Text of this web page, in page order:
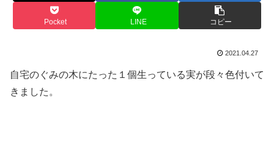
Pocket LINE コピー
2021.04.27
自宅のぐみの木にたった１個生っている実が段々色付いて
きました。